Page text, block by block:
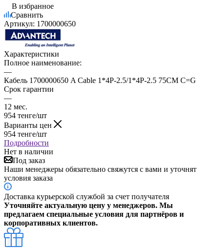
В избранное
Сравнить
Артикул: 1700000650
Характеристики
Полное наименование:
—
Кабель 1700000650 A Cable 1*4P-2.5/1*4P-2.5 75CM C=G
Срок гарантии
—
12 мес.
954 тенге/шт
Варианты цен
954 тенге/шт
Подробности
Нет в наличии
Под заказ
Наши менеджеры обязательно свяжутся с вами и уточнят
условия заказа
Доставка курьерской службой за счет получателя
Уточняйте актуальную цену у менеджеров. Мы
предлагаем специальные условия для партнёров и
корпоративных клиентов.